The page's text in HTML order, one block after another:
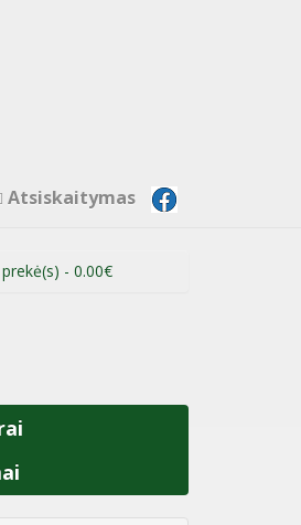
Atsiskaitymas
- 0.00€